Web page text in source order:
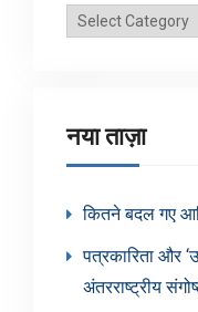
ब्लॉग
नया ताज़ा
कितने बदल गए
पत्रकारिता और
अंतरराष्ट्रीय